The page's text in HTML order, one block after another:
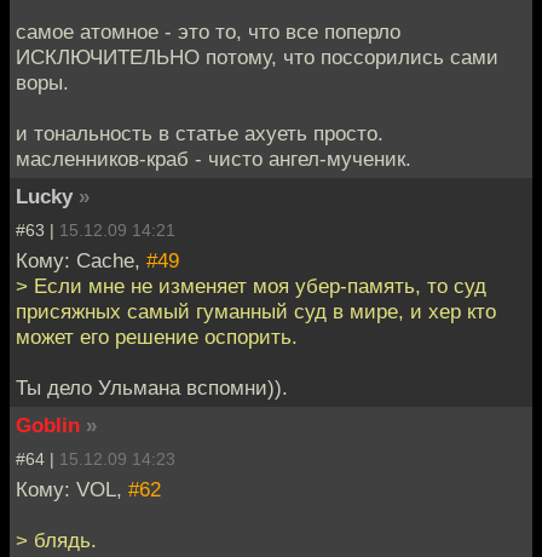
самое атомное - это то, что все поперло
ИСКЛЮЧИТЕЛЬНО потому, что поссорились сами
воры.
и тональность в статье ахуеть просто.
масленников-краб - чисто ангел-мученик.
Lucky »
#63 | 15.12.09 14:21
Кому: Cache, #49
> Если мне не изменяет моя убер-память, то суд
присяжных самый гуманный суд в мире, и хер кто
может его решение оспорить.
Ты дело Ульмана вспомни)).
Goblin »
#64 | 15.12.09 14:23
Кому: VOL, #62
> блядь.